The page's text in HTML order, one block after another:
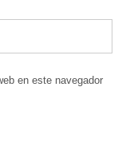
en este navegador